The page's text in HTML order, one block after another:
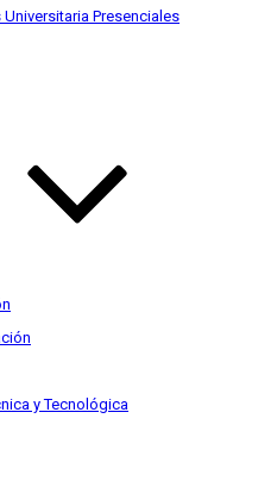
Universitaria Presenciales
y Tecnológica